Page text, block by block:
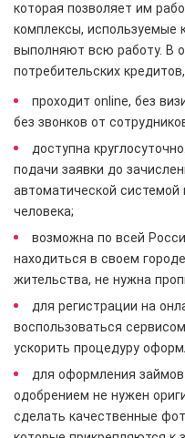
которая позволяет им
комплексы, используемые
выполняют всю работу. В
потребительских
проходит online, без
без звонков от
доступна
подачи заявки до
автоматической системой
человека;
возможна по всей
находиться в своем
жительства, не нужна
для регистрации на
воспользоваться
ускорить процедуру
для оформления
одобрением не нужен
сделать качественные